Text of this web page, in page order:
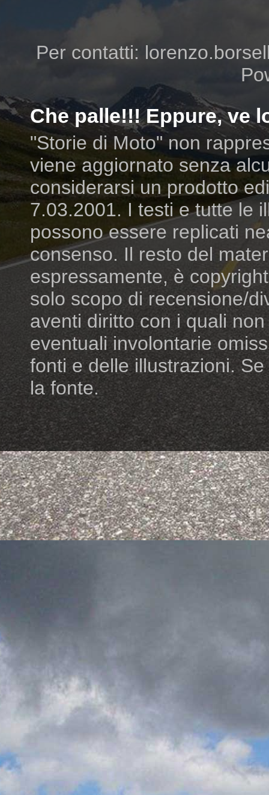
Per contatti:
Che palle!!! Eppure, ve
"Storie di Moto" non
viene aggiornato senza
considerarsi un prodotto
7.03.2001. I testi e tutte le
possono essere replicati
consenso. Il resto del
espressamente, è
solo scopo di recensione/
aventi diritto con i quali
eventuali involontarie
fonti e delle illustrazioni.
la fonte.